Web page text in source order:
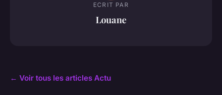
ECRIT PAR
Louane
← Voir tous les articles Actu